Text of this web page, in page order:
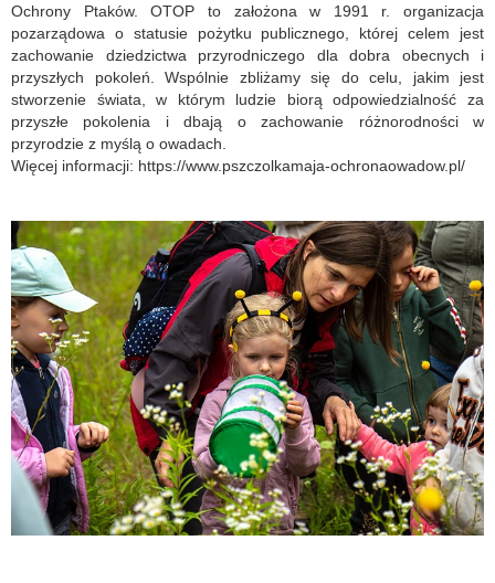
Ochrony Ptaków. OTOP to założona w 1991 r. organizacja
pozarządowa o statusie pożytku publicznego, której celem jest
zachowanie dziedzictwa przyrodniczego dla dobra obecnych i
przyszłych pokoleń. Wspólnie zbliżamy się do celu, jakim jest
stworzenie świata, w którym ludzie biorą odpowiedzialność za
przyszłe pokolenia i dbają o zachowanie różnorodności w
przyrodzie z myślą o owadach.
Więcej informacji: https://www.pszczolkamaja-ochronaowadow.pl/